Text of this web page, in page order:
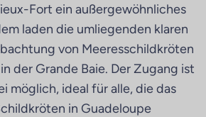
Fort ein außergewöhnliches
laden die umliegenden klaren
von Meeresschildkröten
der Grande Baie. Der Zugang ist
möglich, ideal für alle, die das
in Guadeloupe